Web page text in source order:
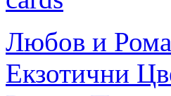
Любов и
Екзотични